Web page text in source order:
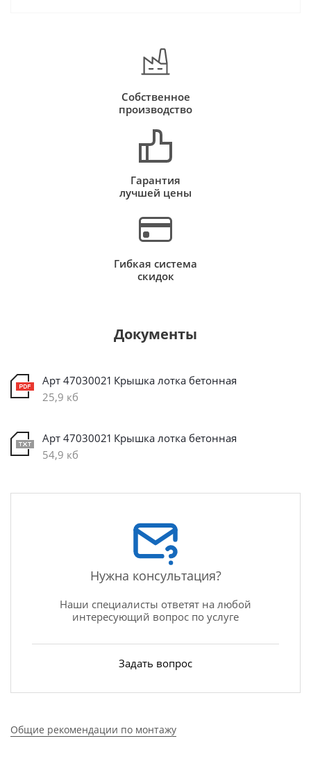
Собственное
производство
Гарантия
лучшей цены
Гибкая система
скидок
Документы
Арт 47030021 Крышка лотка бетонная
25,9 кб
Арт 47030021 Крышка лотка бетонная
54,9 кб
Нужна консультация?
Наши специалисты ответят на любой
интересующий вопрос по услуге
Задать вопрос
Общие рекомендации по монтажу